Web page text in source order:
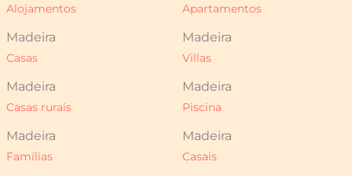
Alojamentos Apartamentos
Madeira
Casas
Madeira
Villas
Madeira
Casas rurais
Madeira
Piscina
Madeira
Famílias
Madeira
Casais